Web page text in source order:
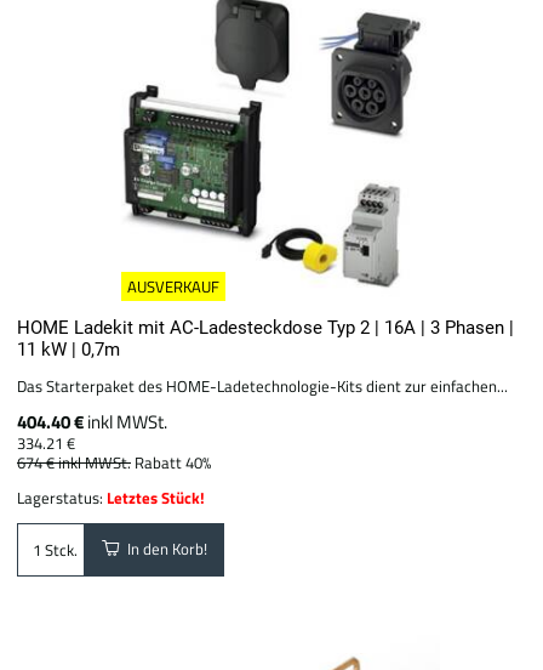
AUSVERKAUF
HOME Ladekit mit AC-Ladesteckdose Typ 2 | 16A | 3 Phasen |
11 kW | 0,7m
Das Starterpaket des HOME-Ladetechnologie-Kits dient zur einfachen...
404.40 €inkl MWSt.
334.21 €
674 €inkl MWSt. Rabatt 40%
Lagerstatus: Letztes Stück!
Stck. In den Korb!